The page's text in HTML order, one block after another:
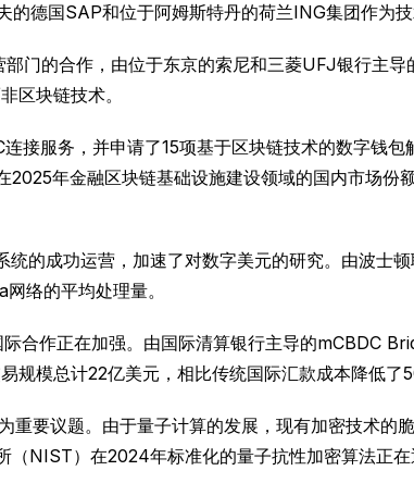
德国SAP和位于阿姆斯特丹的荷兰ING集团作为技
门的合作，由位于东京的索尼和三菱UFJ银行主
区块链技术。
接服务，并申请了15项基于区块链技术的数字钱
年金融区块链基础设施建设领域的国内市场
的成功运营，加速了对数字美元的研究。由波士
络的平均处理量。
作正在加强。由国际清算银行主导的mCBDC
规模总计22亿美元，相比传统国际汇款成本降低了
重要议题。由于量子计算的发展，现有加密技术
NIST）在2024年标准化的量子抗性加密算法正